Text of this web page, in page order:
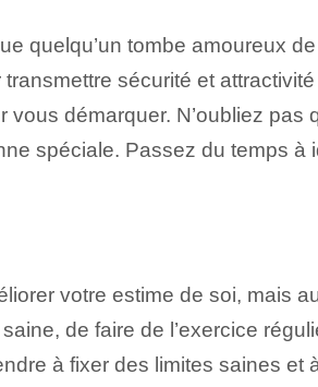
quelqu’un tombe amoureux
sécurité et
démarquer. N’oubliez pas
spéciale. Passez du temps à
votre estime de soi, mais
de faire de l’exercice
à fixer des limites saines et